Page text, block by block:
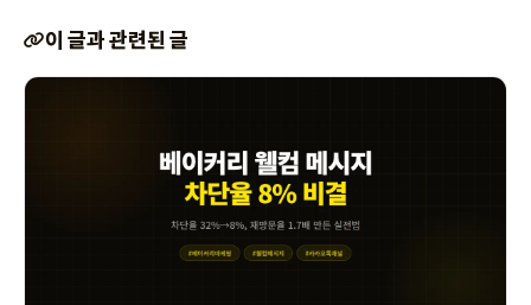
이 글과 관련된 글